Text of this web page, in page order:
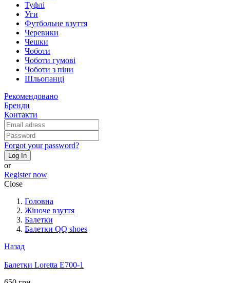
Туфлі
Уги
Футбольне взуття
Черевики
Чешки
Чоботи
Чоботи гумові
Чоботи з піни
Шльопанці
Рекомендовано
Бренди
Контакти
Forgot your password?
Log In
or
Register now
Close
Головна
Жіноче взуття
Балетки
Балетки QQ shoes
Назад
Балетки Loretta E700-1